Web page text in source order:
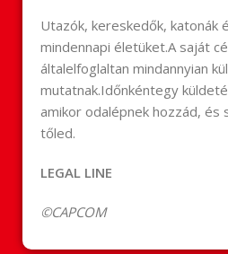
Utazók, kereskedők, katonák
mindennapi életüket.A saját
általelfoglaltan mindannyian
mutatnak.Időnkéntegy
amikor odalépnek hozzád, és
tőled.
LEGAL LINE
©CAPCOM